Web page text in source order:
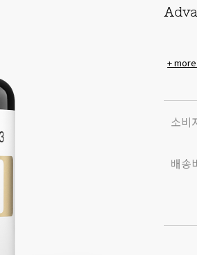
+
소비
배송